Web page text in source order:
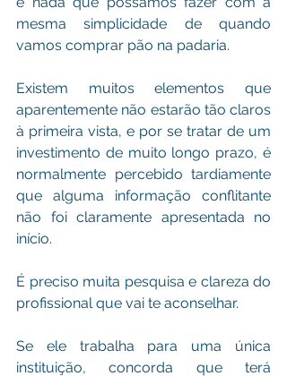
mesma simplicidade de quando
vamos comprar pão na padaria.
Existem muitos elementos que
aparentemente não estarão tão claros
à primeira vista, e por se tratar de um
investimento de muito longo prazo, é
normalmente percebido tardiamente
que alguma informação conflitante
não foi claramente apresentada no
início.
É preciso muita pesquisa e clareza do
profissional que vai te aconselhar.
Se ele trabalha para uma única
instituição, concorda que terá